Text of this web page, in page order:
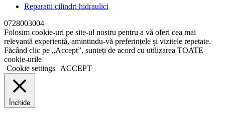
Reparatii cilindri hidraulici
0728003004
Folosim cookie-uri pe site-ul nostru pentru a vă oferi cea mai
relevantă experiență, amintindu-vă preferințele și vizitele repetate.
Făcând clic pe „Accept”, sunteți de acord cu utilizarea TOATE
cookie-urile
Cookie settings
ACCEPT
Închide